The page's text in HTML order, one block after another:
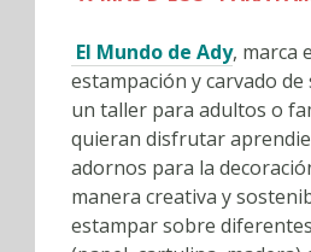
El Mundo de Ady, marca
estampación y carvado de
un taller para adultos o
quieran disfrutar
adornos para la
manera creativa y
estampar sobre